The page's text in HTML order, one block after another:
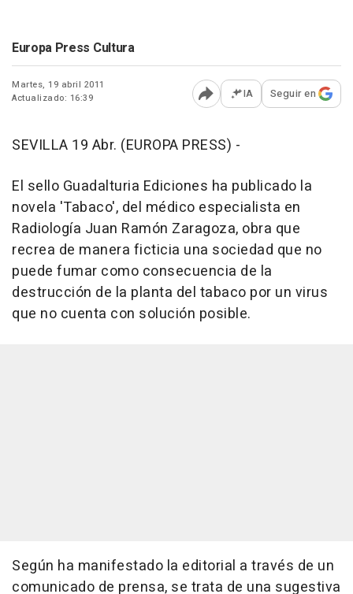
Europa Press Cultura
Martes, 19 abril 2011
Actualizado: 16:39
Abrir opciones para
IA Seguir en
SEVILLA 19 Abr. (EUROPA PRESS) -
El sello Guadalturia Ediciones ha publicado la
novela 'Tabaco', del médico especialista en
Radiología Juan Ramón Zaragoza, obra que
recrea de manera ficticia una sociedad que no
puede fumar como consecuencia de la
destrucción de la planta del tabaco por un virus
que no cuenta con solución posible.
Según ha manifestado la editorial a través de un
comunicado de prensa, se trata de una sugestiva